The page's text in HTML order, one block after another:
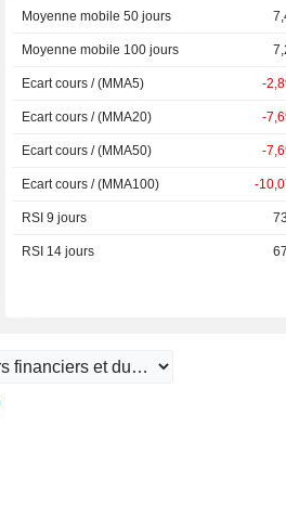
Moyenne mobile 50 jours
Moyenne mobile 100 jours
Ecart cours / (MMA5) -
Ecart cours / (MMA20) -
Ecart cours / (MMA50) -
Ecart cours / (MMA100) -
RSI 9 jours
RSI 14 jours